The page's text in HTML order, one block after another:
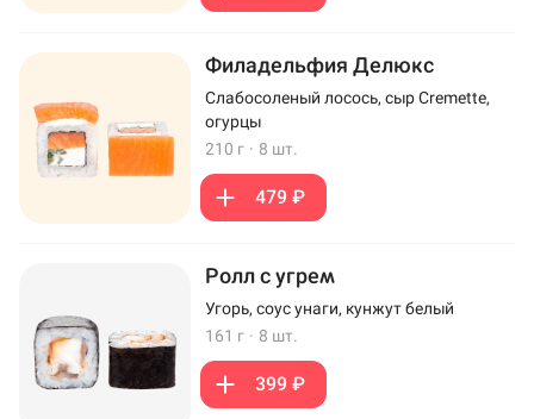
Филадельфия Делюкс
Слабосоленый лосось, сыр Cremette,
огурцы
210 г · 8 шт.
479 ₽
Ролл с угрем
Угорь, соус унаги, кунжут белый
161 г · 8 шт.
399 ₽